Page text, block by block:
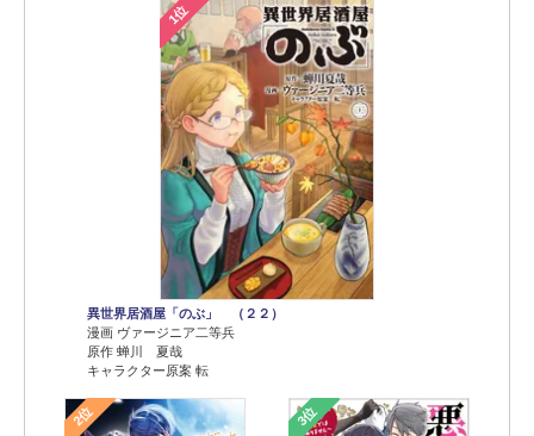
1位
異世界居酒屋「のぶ」 （２２）
漫画 ヴァージニア二等兵
原作 蝉川 夏哉
キャラクター原案 転
2位 3位